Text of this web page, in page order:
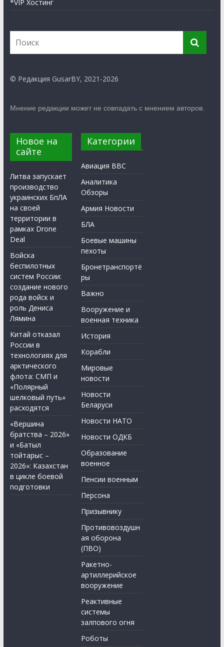
*VIP Хостинг
© Редакция GusarBY, 2021-2026
Мнение редакции может не совпадать с мнением авторов.
Новое на
сайте
Литва запускает
производство
украинских БпЛА
на своей
территории в
рамках Drone
Deal
Войска
беспилотных
систем России:
создание нового
рода войск и
роль Дениса
Лямина
Китай отказал
России в
технологиях для
арктического
флота: СМП и
«Полярный
шелковый путь»
расходятся
«Вершина
братства – 2026»
и «Батыл
тойтарыс –
2026»: Казахстан
в цикле боевой
подготовки
Категории
Авиация ВВС
Аналитика
Обзоры
Армия Новости
БЛА
Боевые машины
пехоты
Бронетранспортё
ры
Важно
Вооружение и
военная техника
История
Корабли
Мировые
новости
Новости
Беларуси
Новости НАТО
Новости ОДКБ
Образование
военное
Пенсии военным
Персона
Призывнику
Противовоздушн
ая оборона
(ПВО)
Ракетно-
артиллерийское
вооружение
Реактивные
системы
залпового огня
Роботы